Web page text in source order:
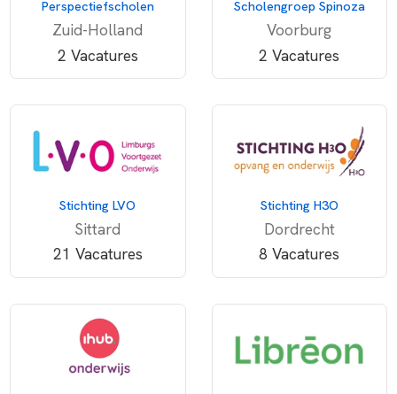
Perspectiefscholen
Zuid-Holland
2 Vacatures
Scholengroep Spinoza
Voorburg
2 Vacatures
Stichting LVO
Sittard
21 Vacatures
Stichting H3O
Dordrecht
8 Vacatures